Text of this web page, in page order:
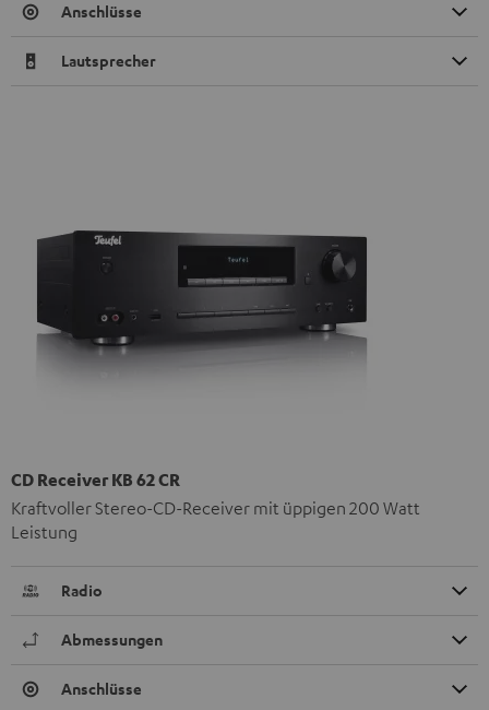
Anschlüsse
Lautsprecher
CD Receiver KB 62 CR
Kraftvoller Stereo-CD-Receiver mit üppigen 200 Watt
Leistung
Radio
Abmessungen
Anschlüsse